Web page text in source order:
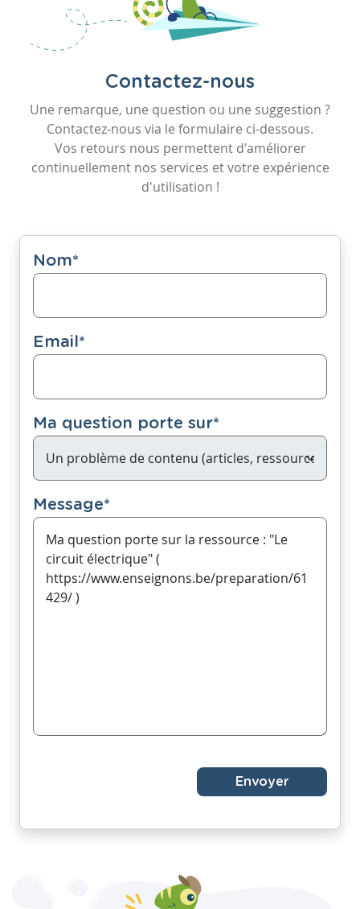
Contactez-nous
Une remarque, une question ou une suggestion ?
Contactez-nous via le formulaire ci-dessous.
Vos retours nous permettent d'améliorer
continuellement nos services et votre expérience
d'utilisation !
Nom*
Email*
Ma question porte sur*
Message*
Envoyer